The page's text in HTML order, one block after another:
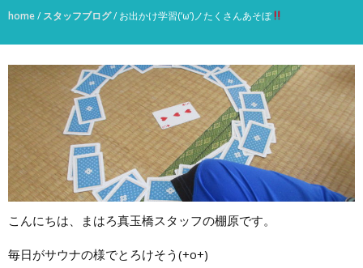
home/ スタッフブログ/ お出かけ学習(‘ω’)ノたくさんあそぼ
こんにちは、まはろ真玉橋スタッフの棚原です。
毎日がサウナの様でとろけそう(+o+)